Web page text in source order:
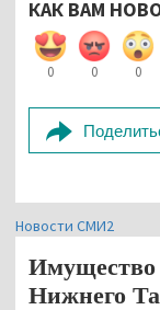
КАК ВАМ
0 0 0
Новости СМИ2
Имущество
Нижнего